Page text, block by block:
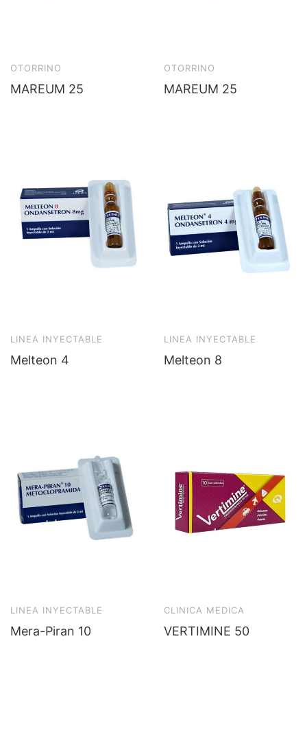
OTORRINO
MAREUM 25
OTORRINO
MAREUM 25
LINEA INYECTABLE
Melteon 4
LINEA INYECTABLE
Melteon 8
LINEA INYECTABLE
Mera-Piran 10
CLINICA MEDICA
VERTIMINE 50